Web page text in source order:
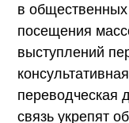
в
посещения
выступлений
переводческая
связь укрепят